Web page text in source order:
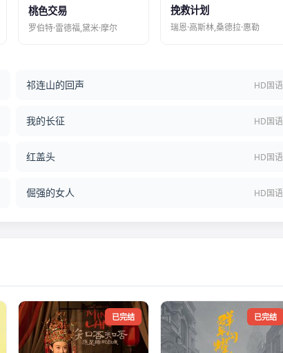
桃色交易
罗伯特·雷德福,黛米·摩尔
挽救计划
瑞恩·高斯林,桑德拉·惠勒
祁连山的回声 HD国语
我的长征 HD国语
红盖头 HD国语
倔强的女人 HD国语
已完结 已完结